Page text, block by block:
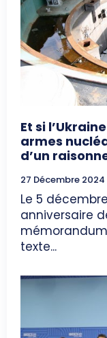
Et si
armes
d’un
27 Décembre 2024
Le 5
anniversaire
texte...